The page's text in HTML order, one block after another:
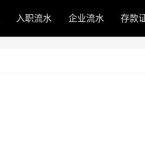
入职流水 企业流水 存款